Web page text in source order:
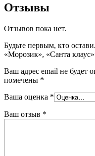
Отзывы
Отзывов пока нет.
Будьте первым, кто
«Морозик», «Санта
Ваш адрес email не будет
помечены *
Ваша оценка *
Ваш отзыв *